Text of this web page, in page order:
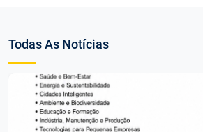
Todas As Notícias